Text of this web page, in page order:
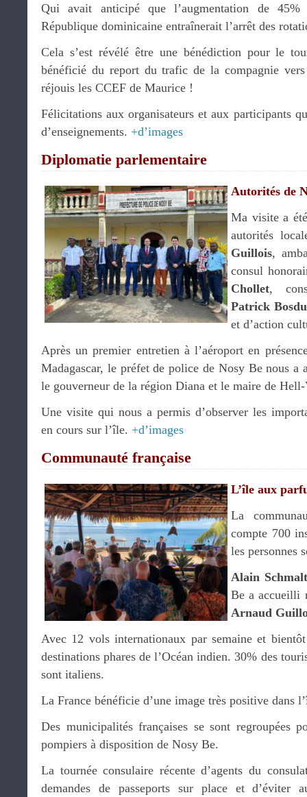
Qui avait anticipé que l’augmentation de
République dominicaine entraînerait l’arrêt des
Cela s’est révélé être une bénédiction pour le
bénéficié du report du trafic de la compagnie
réjouis les CCEF de Maurice !
Félicitations aux organisateurs et aux participants
d’enseignements. +d’images
Diplomatie parlementaire
Autorités de
Ma visite a
autorités
Guillois,
consul
Chollet,
Patrick
et d’action
Après un premier entretien à l’aéroport en
Madagascar, le préfet de police de Nosy Be nous a
le gouverneur de la région Diana et le maire de
Une visite qui nous a permis d’observer les
en cours sur l’île. +d’images
Communauté française
L’île aux
La
compte 700
les personnes
Alain
Be a accueilli
Arnaud
Avec 12 vols internationaux par semaine et
destinations phares de l’Océan indien. 30% des
sont italiens.
La France bénéficie d’une image très positive dans
Des municipalités françaises se sont regroupées
pompiers à disposition de Nosy Be.
La tournée consulaire récente d’agents du
demandes de passeports sur place et d’éviter